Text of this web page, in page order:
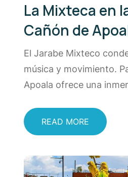
La Mixteca en
Cañón de
El Jarabe Mixteco
música y movimiento.
Apoala ofrece una
READ MORE